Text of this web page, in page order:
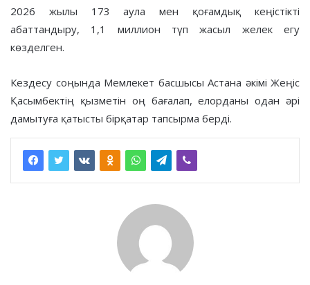
2026 жылы 173 аула мен қоғамдық кеңістікті
абаттандыру, 1,1 миллион түп жасыл желек егу
көзделген.
Кездесу соңында Мемлекет басшысы Астана әкімі Жеңіс
Қасымбектің қызметін оң бағалап, елорданы одан әрі
дамытуға қатысты бірқатар тапсырма берді.